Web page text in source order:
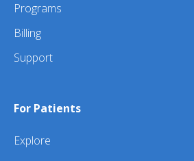
Programs
Billing
Support
For Patients
Explore